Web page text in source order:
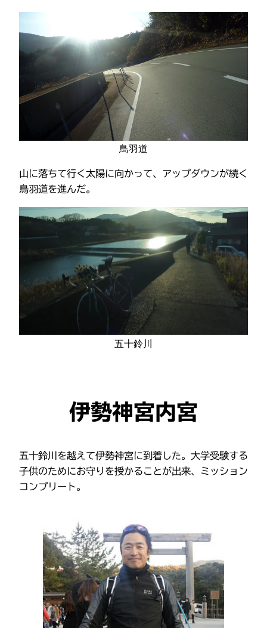
鳥羽道
山に落ちて行く太陽に向かって、アップダウンが続く
鳥羽道を進んだ。
五十鈴川
伊勢神宮内宮
五十鈴川を越えて伊勢神宮に到着した。大学受験する
子供のためにお守りを授かることが出来、ミッション
コンプリート。